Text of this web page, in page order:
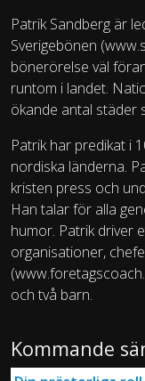
Patrik Sandberg är
Sverigebönen
bönerörelse väl
runtom i landet.
ökande antal städer
Patrik har predikat i
nordiska länderna.
kristen press och
Han talar för alla
humor. Patrik driver
organisationer,
och två barn.
Kommande